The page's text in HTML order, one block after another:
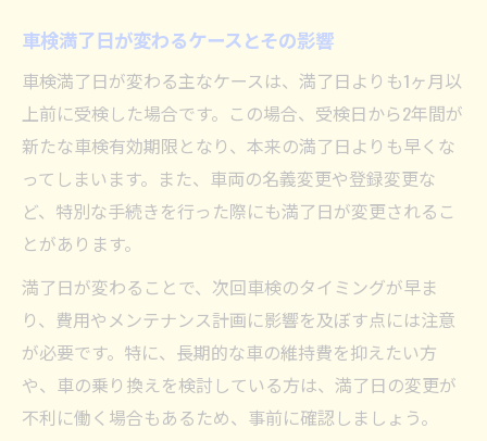
車検満了日が変わるケースとその影響
車検満了日が変わる主なケースは、満了日よりも1ヶ月以
上前に受検した場合です。この場合、受検日から2年間が
新たな車検有効期限となり、本来の満了日よりも早くな
ってしまいます。また、車両の名義変更や登録変更な
ど、特別な手続きを行った際にも満了日が変更されるこ
とがあります。
満了日が変わることで、次回車検のタイミングが早ま
り、費用やメンテナンス計画に影響を及ぼす点には注意
が必要です。特に、長期的な車の維持費を抑えたい方
や、車の乗り換えを検討している方は、満了日の変更が
不利に働く場合もあるため、事前に確認しましょう。